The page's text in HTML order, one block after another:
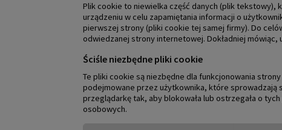
Plik cookie to niewielka część danych (plik
urządzeniu w celu zapamiętania informacji o
pierwszej strony (pliki cookie tej samej firmy). Do
odwiedzanej strony internetowej. Dokładniej
Ściśle niezbędne pliki cookie
Te pliki cookie są niezbędne dla funkcjonowania
podejmowane przez użytkownika, które sprowadzają
przeglądarkę tak, aby blokowała lub ostrzegała o
osobowych.